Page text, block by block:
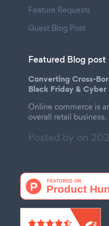
Feature Requests
Guest Blog Post
Featured Blog post
Converting Cross-
Black Friday &
Online commerce is
overall retail business.
Posted by on